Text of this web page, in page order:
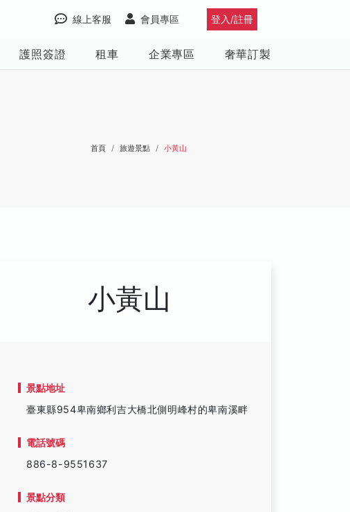
登入/註冊
會員專區
線上客服
護照簽證 租車 企業專區 奢華訂製
首頁 旅遊景點 小黃山
小黃山
景點地址
臺東縣954卑南鄉利吉大橋北側明峰村的卑南溪畔
電話號碼
886-8-9551637
景點分類